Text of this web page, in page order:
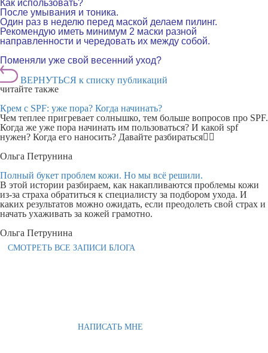
Как использовать?
После умывания и тоника.
Один раз в неделю перед маской делаем пилинг.
Рекомендую иметь минимум 2 маски разной
направленности и чередовать их между собой.
Поменяли уже свой весенний уход?
ВЕРНУТЬСЯ к списку публикаций
читайте также
Крем с SPF: уже пора? Когда начинать?
Чем теплее пригревает солнышко, тем больше вопросов про SPF.
Когда же уже пора начинать им пользоваться? И какой spf
нужен? Когда его наносить? Давайте разбираться👇🏻
Ольга Петрунина
Полный букет проблем кожи. Но мы всё решили.
В этой истории разбираем, как накапливаются проблемы кожи
из-за страха обратиться к специалисту за подбором ухода. И
каких результатов можно ожидать, если преодолеть свой страх и
начать ухаживать за кожей грамотно.
Ольга Петрунина
СМОТРЕТЬ ВСЕ ЗАПИСИ БЛОГА
НАПИСАТЬ МНЕ